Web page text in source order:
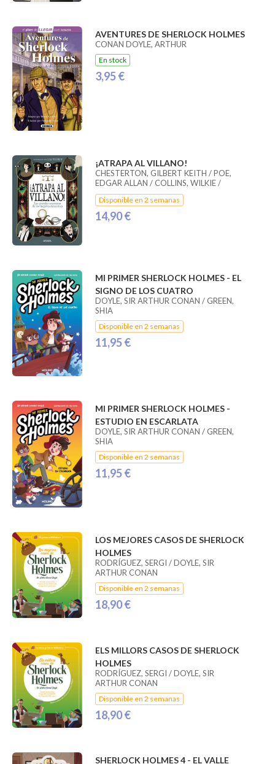
AVENTURES DE SHERLOCK HOLMES
CONAN DOYLE, ARTHUR
En stock
3,95 €
¡ATRAPA AL VILLANO!
CHESTERTON, GILBERT KEITH / POE,
EDGAR ALLAN / COLLINS, WILKIE /
LEBLANC, MAURICE / DICKENS, CHARLES
/ BIGGERS, EARL DERR / DOYLE, ARTHUR
CONAN / VAN
Disponible en 2 semanas
14,90 €
MI PRIMER SHERLOCK HOLMES - EL
SIGNO DE LOS CUATRO
DOYLE, SIR ARTHUR CONAN / GREEN,
SHIA
Disponible en 2 semanas
11,95 €
MI PRIMER SHERLOCK HOLMES -
ESTUDIO EN ESCARLATA
DOYLE, SIR ARTHUR CONAN / GREEN,
SHIA
Disponible en 2 semanas
11,95 €
LOS MEJORES CASOS DE SHERLOCK
HOLMES
RODRÍGUEZ, SERGI / DOYLE, SIR
ARTHUR CONAN
Disponible en 2 semanas
18,90 €
ELS MILLORS CASOS DE SHERLOCK
HOLMES
RODRÍGUEZ, SERGI / DOYLE, SIR
ARTHUR CONAN
Disponible en 2 semanas
18,90 €
SHERLOCK HOLMES 4 - EL VALLE